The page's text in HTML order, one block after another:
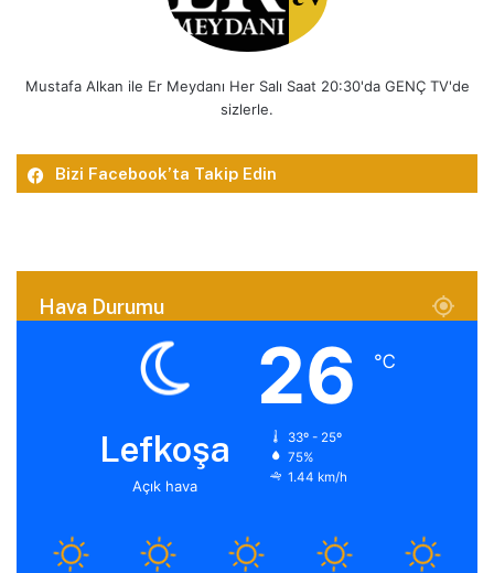
Mustafa Alkan ile Er Meydanı Her Salı Saat 20:30'da GENÇ TV'de
sizlerle.
Bizi Facebook’ta Takip Edin
Hava Durumu
Lefkoşa
Açık hava
26 ℃
33º - 25º
75%
1.44 km/h